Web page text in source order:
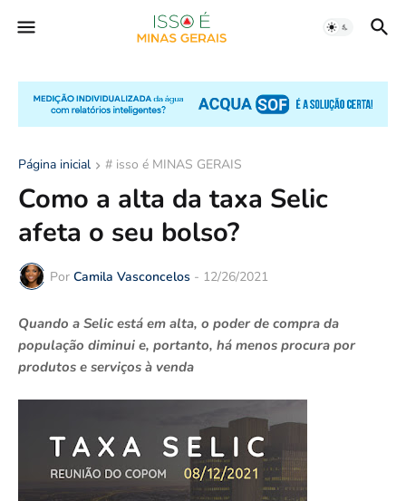
Página inicial # isso é MINAS GERAIS
Como a alta da taxa Selic
afeta o seu bolso?
Por Camila Vasconcelos - 12/26/2021
Quando a Selic está em alta, o poder de compra da
população diminui e, portanto, há menos procura por
produtos e serviços à venda